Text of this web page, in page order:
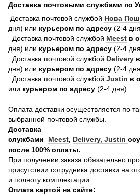
Доставка почтовыми службами по
Доставка почтовой службой Нова
дня) или курьером по адресу (2-4
Доставка почтовой службой Meest в
дня) или курьером по адресу (2-4
Доставка почтовой службой Delivery
дня) или курьером по адресу (2-4
Доставка почтовой службой Justin в
или курьером по адресу (2-4 дня)
Оплата доставки осуществляется по
выбранной почтовой службы.
Доставка
службами
Meest, Delivery, Justin
после 100% оплаты.
При получении заказа обязательно
присутствии сотрудника доставки на
и полноту комплектации.
Оплата картой на сайте: